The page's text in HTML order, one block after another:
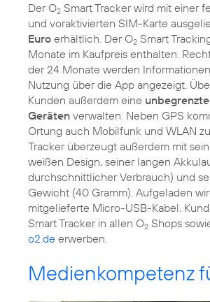
Der O2 Smart Tracker wird mit einer
und voraktivierten SIM-Karte
Euro erhältlich. Der O2 Smart
Monate im Kaufpreis enthalten.
der 24 Monate werden
Nutzung über die App angezeigt.
Kunden außerdem eine
Geräten verwalten. Neben GPS
Ortung auch Mobilfunk und WLAN
Tracker überzeugt außerdem mit
weißen Design, seiner langen
durchschnittlicher Verbrauch) und
Gewicht (40 Gramm). Aufgeladen
mitgelieferte Micro-USB-Kabel.
Smart Tracker in allen O2 Shops
o2.de erwerben.
Medienkompetenz